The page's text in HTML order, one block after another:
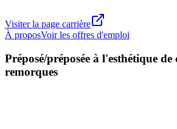
Visiter la page carrière
À proposVoir les offres d'emploi
Préposé/préposée à l'esthétique de
remorques